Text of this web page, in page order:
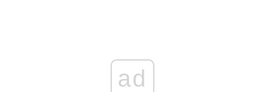
ad